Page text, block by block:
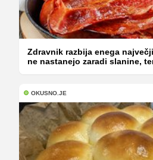
Zdravnik razbija enega
ne nastanejo zaradi slanine,
OKUSNO.JE